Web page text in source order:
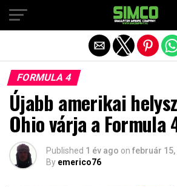
FORMULA 4
Újabb amerikai
Ohio várja a Formula
Published 1 év ago on február 15,
By emerico76
Exit mobile version